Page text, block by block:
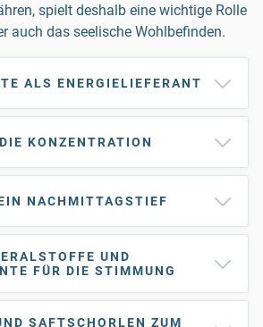
spielt deshalb eine wichtige Rolle
auch das seelische Wohlbefinden.
ALS ENERGIELIEFERANT
KONZENTRATION
NACHMITTAGSTIEF
UND
FÜR DIE STIMMUNG
SAFTSCHORLEN ZUM